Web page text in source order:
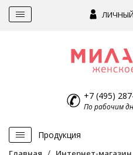
+7 (495)
По рабочим
Продукция